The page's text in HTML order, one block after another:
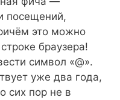
посещений,
это можно
браузера!
символ «@».
уже два года,
сих пор не в